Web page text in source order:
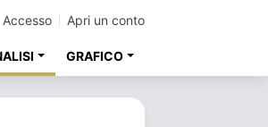
Accesso Apri un conto
GRAFICO